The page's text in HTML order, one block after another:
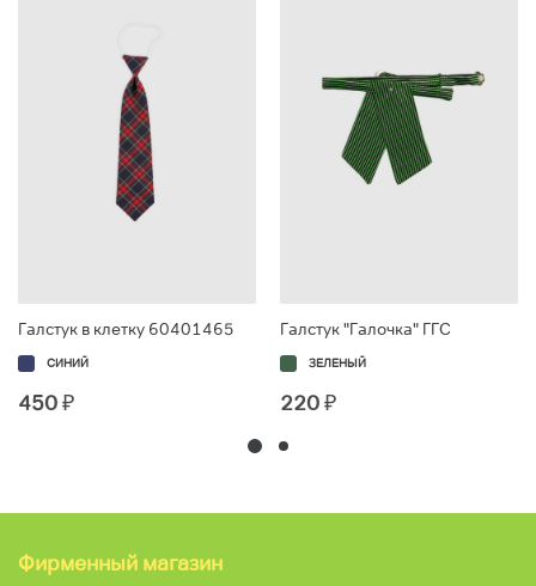
Галстук в клетку 60401465
СИНИЙ
450₽
Галстук "Галочка" ГГС
ЗЕЛЕНЫЙ
220₽
Фирменный магазин